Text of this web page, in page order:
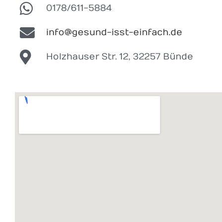
0178/611-5884
info@gesund-isst-einfach.de
Holzhauser Str. 12, 32257 Bünde